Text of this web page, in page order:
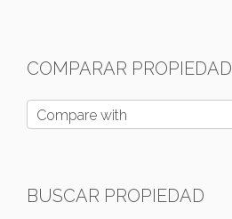
COMPARAR PROPIEDAD
Compare with
BUSCAR PROPIEDAD